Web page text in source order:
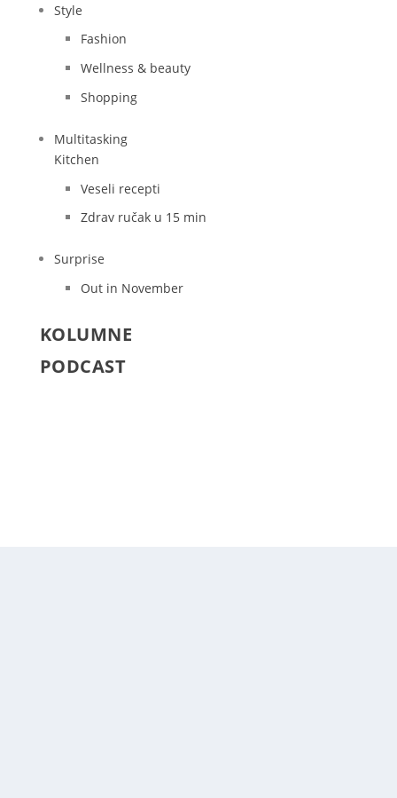
Style
Fashion
Wellness & beauty
Shopping
Multitasking
Kitchen
Veseli recepti
Zdrav ručak u 15 min
Surprise
Out in November
KOLUMNE
PODCAST